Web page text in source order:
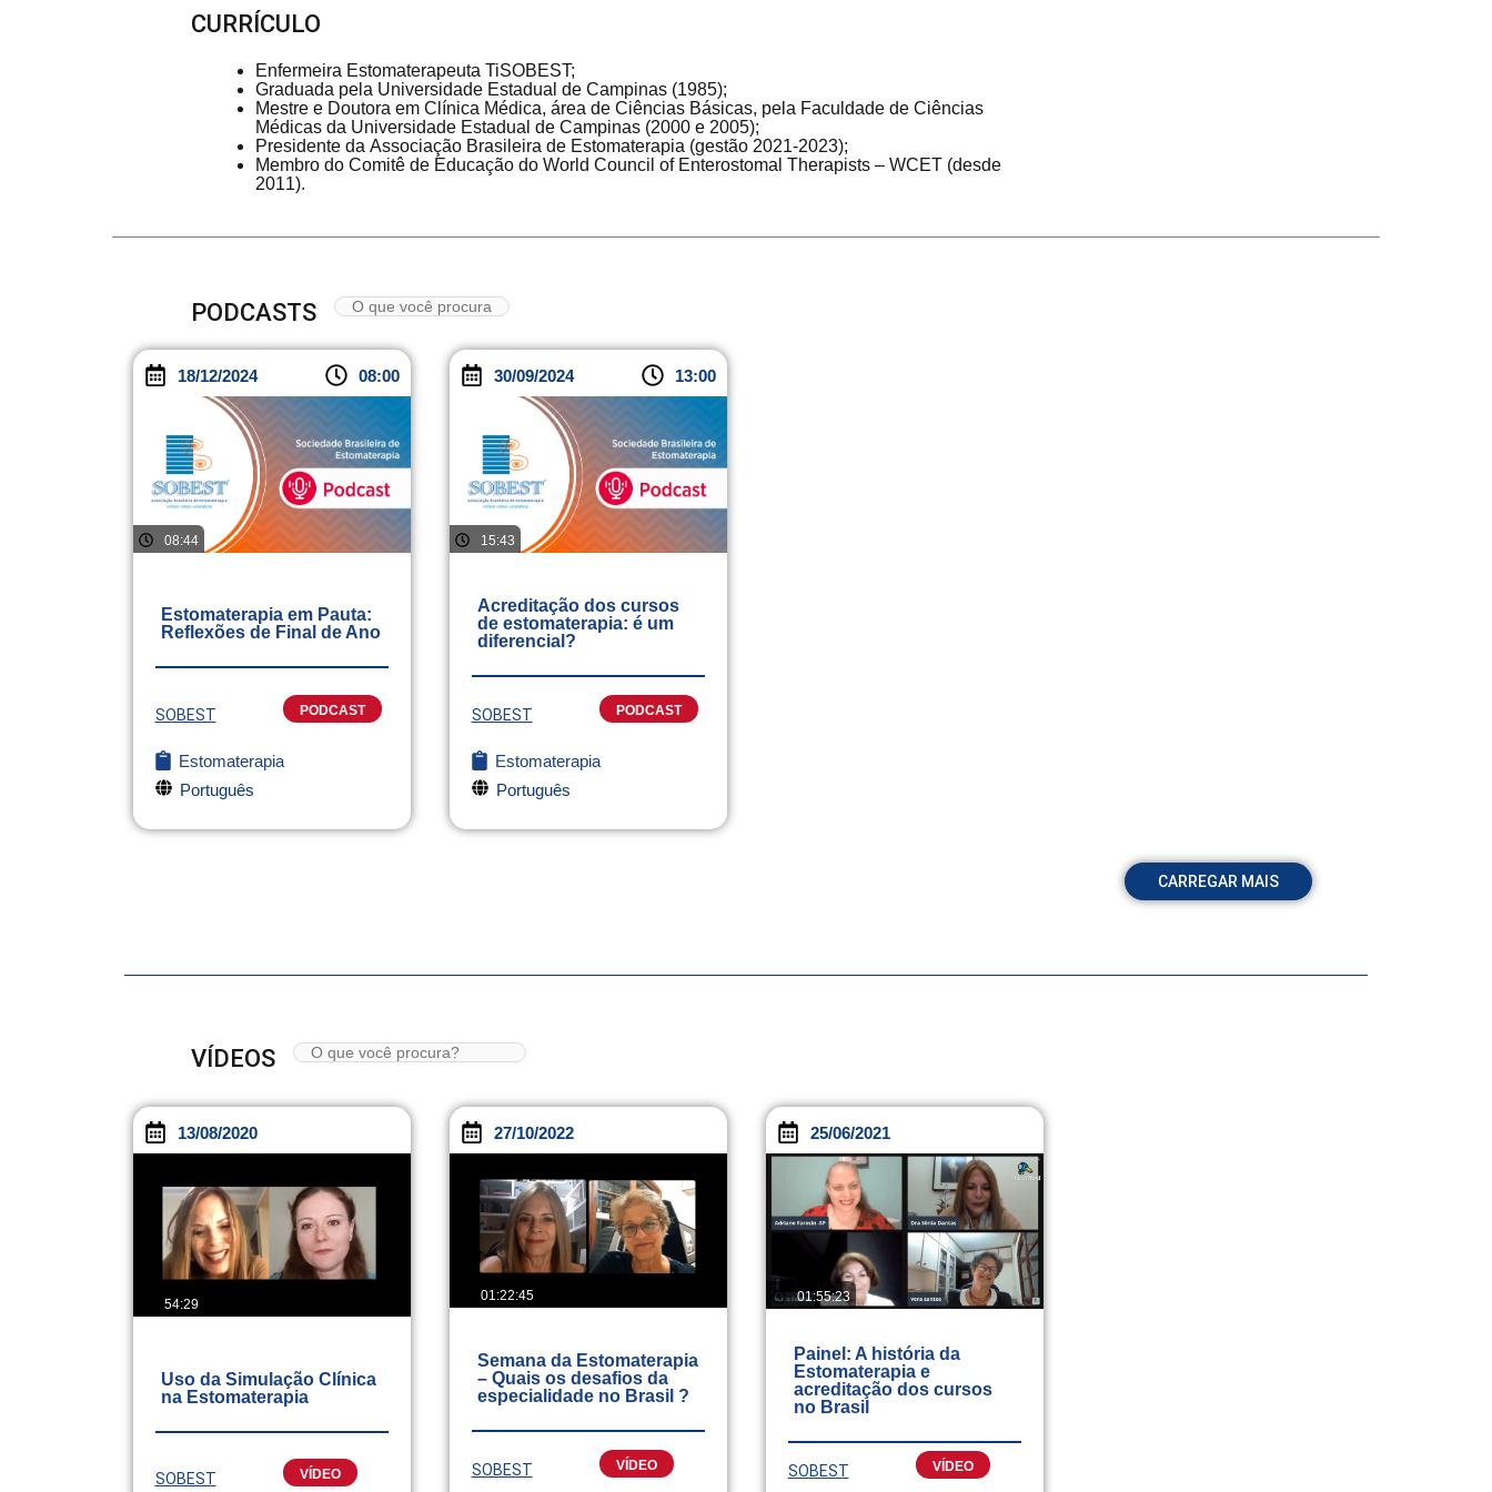
CURRÍCULO
Enfermeira Estomaterapeuta TiSOBEST;
Graduada pela Universidade Estadual de Campinas (1985);
Mestre e Doutora em Clínica Médica, área de Ciências Básicas, pela Faculdade de Ciências
Médicas da Universidade Estadual de Campinas (2000 e 2005);
Presidente da Associação Brasileira de Estomaterapia (gestão 2021-2023);
Membro do Comitê de Educação do World Council of Enterostomal Therapists – WCET (desde
2011).
PODCASTS
18/12/2024 08:00
08:44
Estomaterapia em Pauta:
Reflexões de Final de Ano
SOBEST PODCAST
Estomaterapia
Português
30/09/2024 13:00
15:43
Acreditação dos cursos
de estomaterapia: é um
diferencial?
SOBEST PODCAST
Estomaterapia
Português
CARREGAR MAIS
VÍDEOS
13/08/2020
54:29
Uso da Simulação Clínica
na Estomaterapia
SOBEST VÍDEO
27/10/2022
01:22:45
Semana da Estomaterapia
– Quais os desafios da
especialidade no Brasil ?
SOBEST VÍDEO
25/06/2021
01:55:23
Painel: A história da
Estomaterapia e
acreditação dos cursos
no Brasil
SOBEST VÍDEO